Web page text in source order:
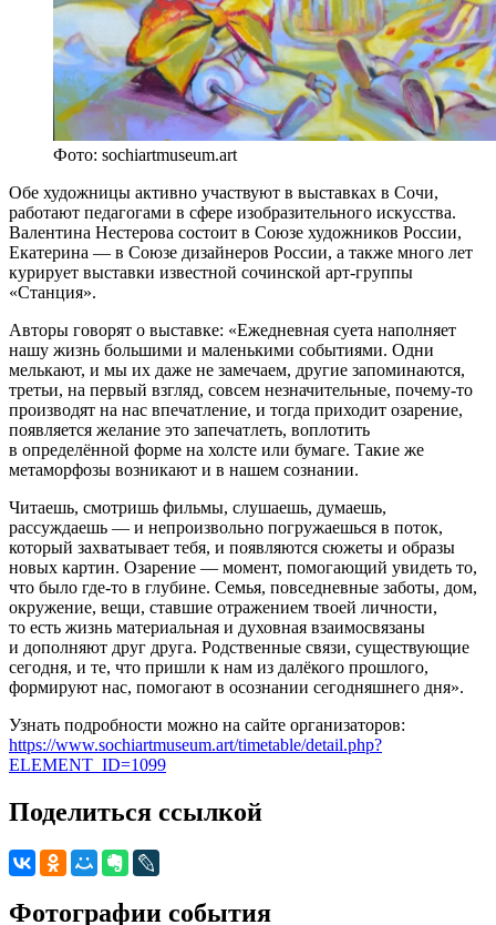
Фото: sochiartmuseum.art
Обе художницы активно участвуют в выставках в Сочи,
работают педагогами в сфере изобразительного искусства.
Валентина Нестерова состоит в Союзе художников России,
Екатерина — в Союзе дизайнеров России, а также много лет
курирует выставки известной сочинской арт-группы
«Станция».
Авторы говорят о выставке: «Ежедневная суета наполняет
нашу жизнь большими и маленькими событиями. Одни
мелькают, и мы их даже не замечаем, другие запоминаются,
третьи, на первый взгляд, совсем незначительные, почему-то
производят на нас впечатление, и тогда приходит озарение,
появляется желание это запечатлеть, воплотить
в определённой форме на холсте или бумаге. Такие же
метаморфозы возникают и в нашем сознании.
Читаешь, смотришь фильмы, слушаешь, думаешь,
рассуждаешь — и непроизвольно погружаешься в поток,
который захватывает тебя, и появляются сюжеты и образы
новых картин. Озарение — момент, помогающий увидеть то,
что было где-то в глубине. Семья, повседневные заботы, дом,
окружение, вещи, ставшие отражением твоей личности,
то есть жизнь материальная и духовная взаимосвязаны
и дополняют друг друга. Родственные связи, существующие
сегодня, и те, что пришли к нам из далёкого прошлого,
формируют нас, помогают в осознании сегодняшнего дня».
Узнать подробности можно на сайте организаторов:
https://www.sochiartmuseum.art/timetable/detail.php?
ELEMENT_ID=1099
Поделиться ссылкой
Фотографии события